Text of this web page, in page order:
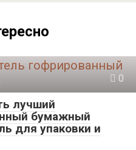
0
лучший
бумажный
для упаковки и